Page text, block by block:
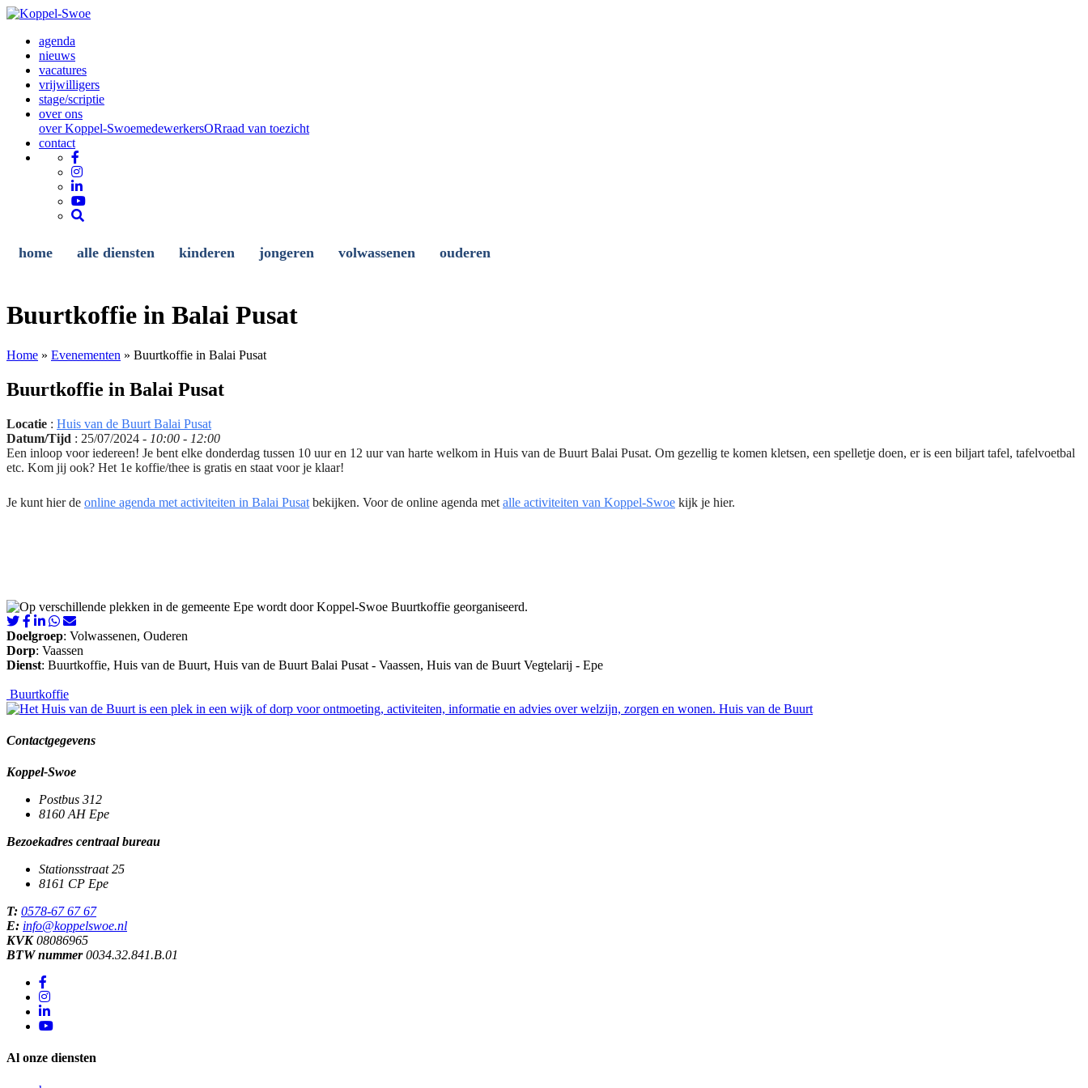
agenda
nieuws
vacatures
vrijwilligers
stage/scriptie
over ons
over Koppel-SwoemedewerkersORraad van toezicht
contact
home alle diensten kinderen jongeren volwassenen ouderen
Buurtkoffie in Balai Pusat
Home » Evenementen » Buurtkoffie in Balai Pusat
Buurtkoffie in Balai Pusat
Locatie : Huis van de Buurt Balai Pusat
Datum/Tijd : 25/07/2024 - 10:00 - 12:00
Een inloop voor iedereen! Je bent elke donderdag tussen 10 uur en 12 uur van harte welkom in Huis van de Buurt Balai Pusat. Om gezellig te komen kletsen, een spelletje doen, er is een biljart tafel, tafelvoetbal
etc. Kom jij ook? Het 1e koffie/thee is gratis en staat voor je klaar!
Je kunt hier de online agenda met activiteiten in Balai Pusat bekijken. Voor de online agenda met alle activiteiten van Koppel-Swoe kijk je hier.
Doelgroep: Volwassenen, Ouderen
Dorp: Vaassen
Dienst: Buurtkoffie, Huis van de Buurt, Huis van de Buurt Balai Pusat - Vaassen, Huis van de Buurt Vegtelarij - Epe
Buurtkoffie
Huis van de Buurt
Contactgegevens
Koppel-Swoe
Postbus 312
8160 AH Epe
Bezoekadres centraal bureau
Stationsstraat 25
8161 CP Epe
T: 0578-67 67 67
E: info@koppelswoe.nl
KVK08086965
BTW nummer0034.32.841.B.01
Al onze diensten